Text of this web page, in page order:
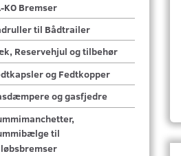
KO Bremser
til Bådtrailer
Reservehjul og tilbehør
og Fedtkopper
og gasfjedre
til